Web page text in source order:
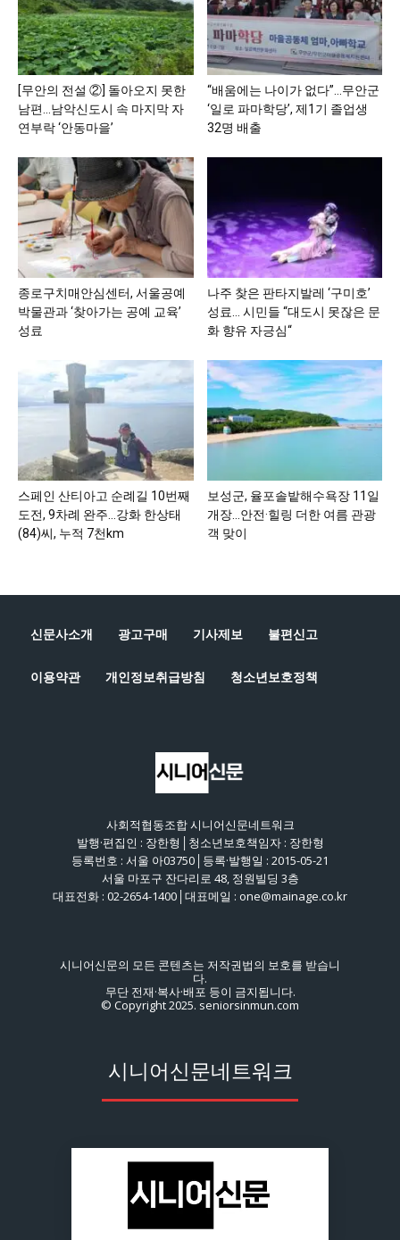
[무안의 전설 ②] 돌아오지 못한
남편…남악신도시 속 마지막 자
연부락 ‘안동마을’
“배움에는 나이가 없다”…무안군
‘일로 파마학당’, 제1기 졸업생
32명 배출
종로구치매안심센터, 서울공예
박물관과 ‘찾아가는 공예 교육’
성료
나주 찾은 판타지발레 ‘구미호’
성료… 시민들 “대도시 못잖은 문
화 향유 자긍심“
스페인 산티아고 순례길 10번째
도전, 9차례 완주…강화 한상태
(84)씨, 누적 7천km
보성군, 율포솔밭해수욕장 11일
개장…안전·힐링 더한 여름 관광
객 맞이
신문사소개 광고구매 기사제보 불편신고
이용약관 개인정보취급방침 청소년보호정책
사회적협동조합 시니어신문네트워크
발행·편집인 : 장한형│청소년보호책임자 : 장한형
등록번호 : 서울 아03750│등록·발행일 : 2015-05-21
서울 마포구 잔다리로 48, 정원빌딩 3층
대표전화 : 02-2654-1400│대표메일 : one@mainage.co.kr
시니어신문의 모든 콘텐츠는 저작권법의 보호를 받습니
다.
무단 전재·복사·배포 등이 금지됩니다.
© Copyright 2025. seniorsinmun.com
시니어신문네트워크